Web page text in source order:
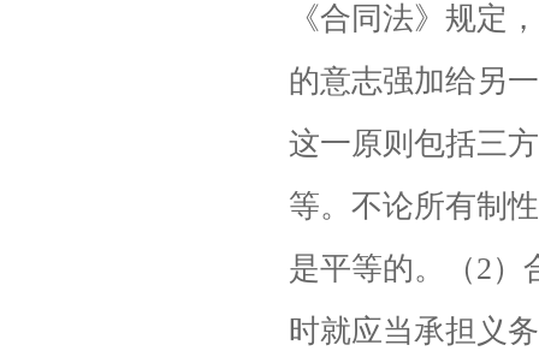
《合同法》规定
的意志强加给另
这一原则包括三
等。不论所有制
是平等的。（2）
时就应当承担义